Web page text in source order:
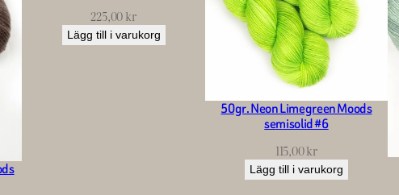
225,00kr
Lägg till i varukorg
50gr. Neon Limegreen Moods
semisolid #6
115,00kr
Lägg till i varukorg